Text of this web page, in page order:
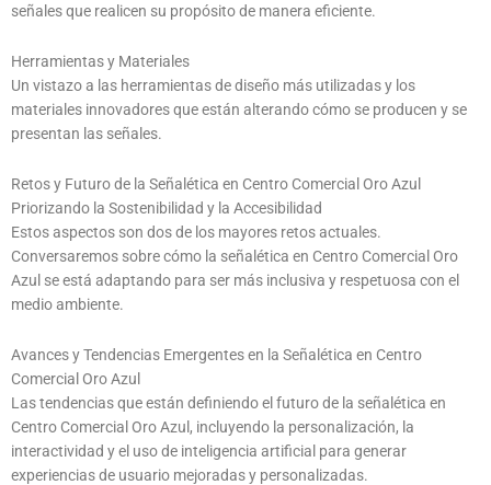
señales que realicen su propósito de manera eficiente.
Herramientas y Materiales
Un vistazo a las herramientas de diseño más utilizadas y los
materiales innovadores que están alterando cómo se producen y se
presentan las señales.
Retos y Futuro de la Señalética en Centro Comercial Oro Azul
Priorizando la Sostenibilidad y la Accesibilidad
Estos aspectos son dos de los mayores retos actuales.
Conversaremos sobre cómo la señalética en Centro Comercial Oro
Azul se está adaptando para ser más inclusiva y respetuosa con el
medio ambiente.
Avances y Tendencias Emergentes en la Señalética en Centro
Comercial Oro Azul
Las tendencias que están definiendo el futuro de la señalética en
Centro Comercial Oro Azul, incluyendo la personalización, la
interactividad y el uso de inteligencia artificial para generar
experiencias de usuario mejoradas y personalizadas.